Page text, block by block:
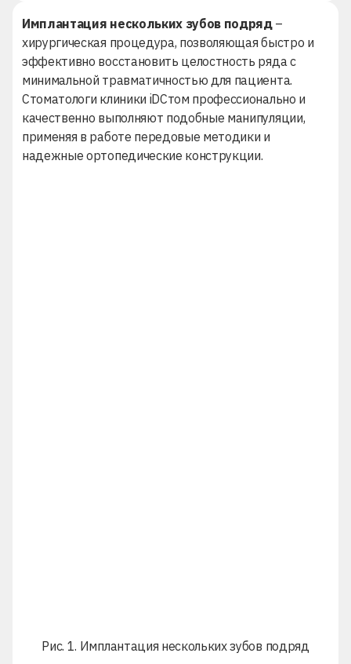
Имплантация нескольких зубов подряд –
хирургическая процедура, позволяющая быстро и
эффективно восстановить целостность ряда с
минимальной травматичностью для пациента.
Стоматологи клиники iDСтом профессионально и
качественно выполняют подобные манипуляции,
применяя в работе передовые методики и
надежные ортопедические конструкции.
Рис. 1. Имплантация нескольких зубов подряд